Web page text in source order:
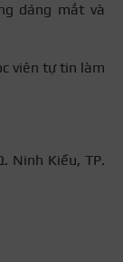
dáng mắt và
viên tự tin làm
Ninh Kiều, TP.